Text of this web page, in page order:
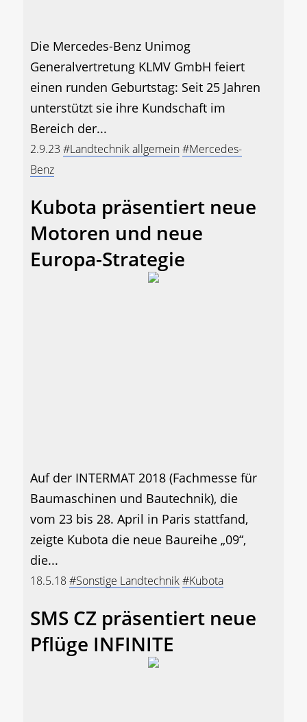
Die Mercedes-Benz Unimog
Generalvertretung KLMV GmbH feiert
einen runden Geburtstag: Seit 25 Jahren
unterstützt sie ihre Kundschaft im
Bereich der...
2.9.23 #Landtechnik allgemein#Mercedes-
Benz
Kubota präsentiert neue
Motoren und neue
Europa-Strategie
Auf der INTERMAT 2018 (Fachmesse für
Baumaschinen und Bautechnik), die
vom 23 bis 28. April in Paris stattfand,
zeigte Kubota die neue Baureihe „09“,
die...
18.5.18#Sonstige Landtechnik#Kubota
SMS CZ präsentiert neue
Pflüge INFINITE